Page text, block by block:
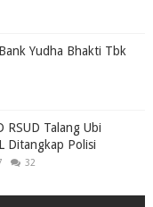
Yudha Bhakti Tbk
RSUD Talang Ubi
Ditangkap Polisi
32